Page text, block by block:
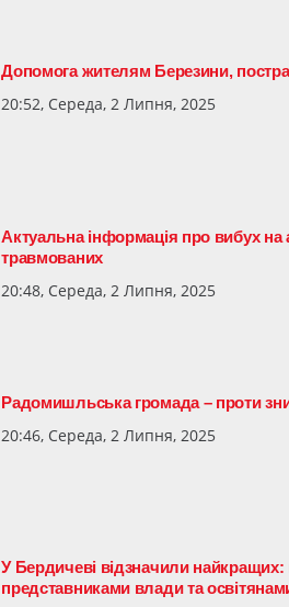
Допомога жителям Березини,
20:52, Середа, 2 Липня, 2025
Актуальна інформація про вибух на
травмованих
20:48, Середа, 2 Липня, 2025
Радомишльська громада – проти
20:46, Середа, 2 Липня, 2025
У Бердичеві відзначили найкращих:
представниками влади та